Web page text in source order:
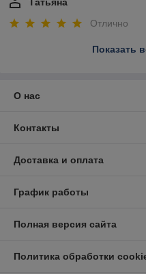
Отлично
Показать
О нас
Контакты
Доставка и оплата
График работы
Полная версия сайта
Политика обработки